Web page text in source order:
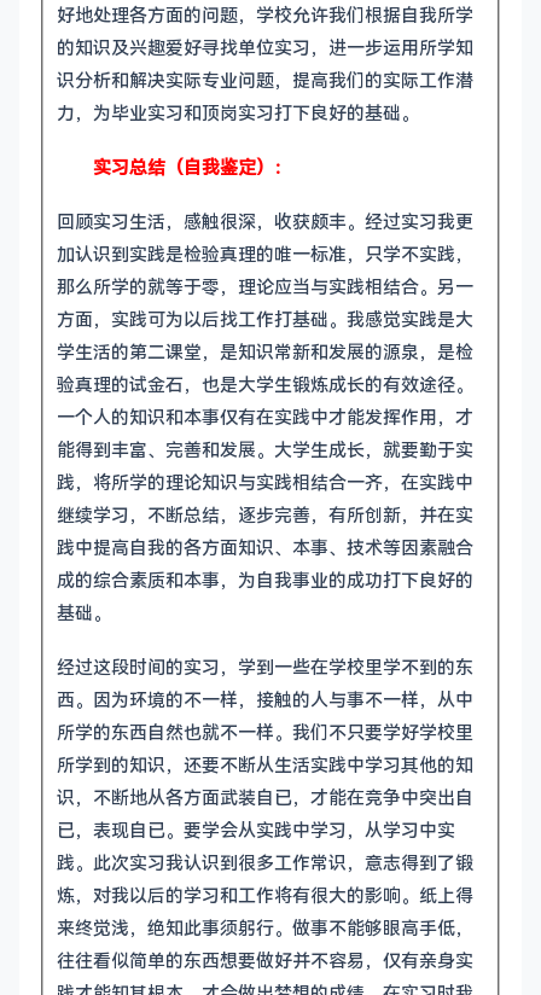
好地处理各方面的问题，学校允许我们根据自我所学
的知识及兴趣爱好寻找单位实习，进一步运用所学知
识分析和解决实际专业问题，提高我们的实际工作潜
力，为毕业实习和顶岗实习打下良好的基础。
实习总结（自我鉴定）：
回顾实习生活，感触很深，收获颇丰。经过实习我更
加认识到实践是检验真理的唯一标准，只学不实践，
那么所学的就等于零，理论应当与实践相结合。另一
方面，实践可为以后找工作打基础。我感觉实践是大
学生活的第二课堂，是知识常新和发展的源泉，是检
验真理的试金石，也是大学生锻炼成长的有效途径。
一个人的知识和本事仅有在实践中才能发挥作用，才
能得到丰富、完善和发展。大学生成长，就要勤于实
践，将所学的理论知识与实践相结合一齐，在实践中
继续学习，不断总结，逐步完善，有所创新，并在实
践中提高自我的各方面知识、本事、技术等因素融合
成的综合素质和本事，为自我事业的成功打下良好的
基础。
经过这段时间的实习，学到一些在学校里学不到的东
西。因为环境的不一样，接触的人与事不一样，从中
所学的东西自然也就不一样。我们不只要学好学校里
所学到的知识，还要不断从生活实践中学习其他的知
识，不断地从各方面武装自已，才能在竞争中突出自
已，表现自已。要学会从实践中学习，从学习中实
践。此次实习我认识到很多工作常识，意志得到了锻
炼，对我以后的学习和工作将有很大的影响。纸上得
来终觉浅，绝知此事须躬行。做事不能够眼高手低，
往往看似简单的东西想要做好并不容易，仅有亲身实